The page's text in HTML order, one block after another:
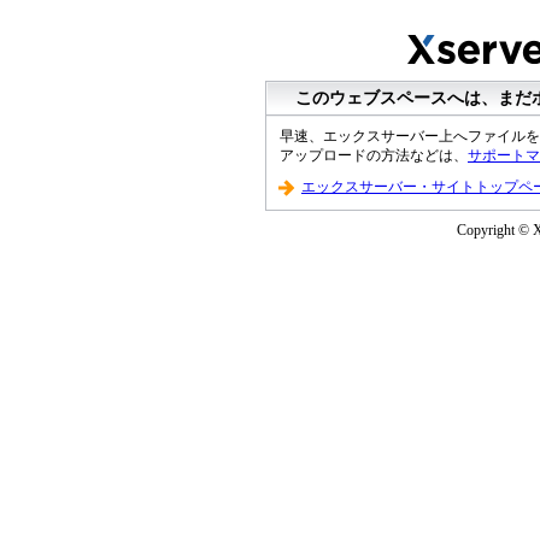
このウェブスペースへは、ま
早速、エックスサーバー上へファイル
アップロードの方法などは、 サポート
エックスサーバー・サイトトップペ
Copyright ©